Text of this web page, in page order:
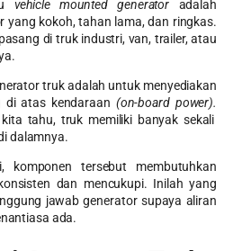
vehicle mounted generator adalah
yang kokoh, tahan lama, dan ringkas.
di truk industri, van, trailer, atau
truk adalah untuk menyediakan
di atas kendaraan (on-board power).
tahu, truk memiliki banyak sekali
dalamnya.
komponen tersebut membutuhkan
dan mencukupi. Inilah yang
jawab generator supaya aliran
ada.